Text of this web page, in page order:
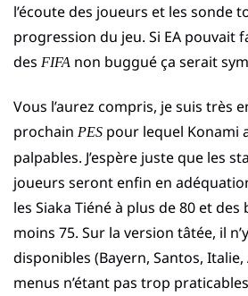
l’écoute des joueurs et les sonde
progression du jeu. Si EA pouvait
des FIFA non buggué ça serait
Vous l’aurez compris, je suis très
prochain PES pour lequel Konami
palpables. J’espère juste que les
joueurs seront enfin en
les Siaka Tiéné à plus de 80 et
moins 75. Sur la version tâtée, il
disponibles (Bayern, Santos,
menus n’étant pas trop